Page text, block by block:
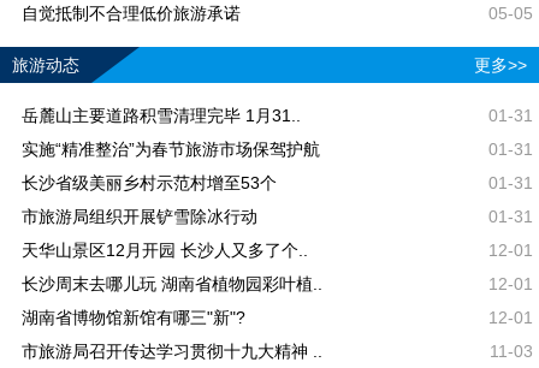
自觉抵制不合理低价旅游承诺
05-05
旅游动态 更多>>
岳麓山主要道路积雪清理完毕 1月31..
01-31
实施“精准整治”为春节旅游市场保驾护航
01-31
长沙省级美丽乡村示范村增至53个
01-31
市旅游局组织开展铲雪除冰行动
01-31
天华山景区12月开园 长沙人又多了个..
12-01
长沙周末去哪儿玩 湖南省植物园彩叶植..
12-01
湖南省博物馆新馆有哪三"新"?
12-01
市旅游局召开传达学习贯彻十九大精神 ..
11-03